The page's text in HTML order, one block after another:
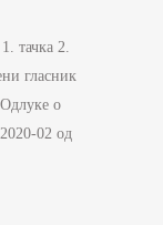
2.
гласник
о
02 од